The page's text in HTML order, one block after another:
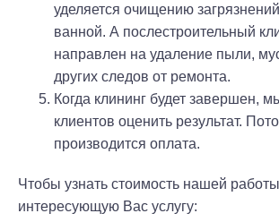
уделяется очищению
ванной. А послестроительный
направлен на удаление пыли,
других следов от ремонта.
Когда клининг будет завершен,
клиентов оценить результат.
производится оплата.
Чтобы узнать стоимость нашей
интересующую Вас услугу: